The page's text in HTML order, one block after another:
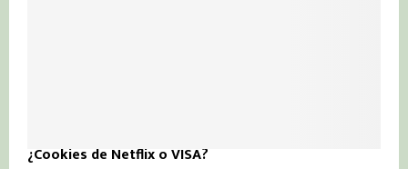
¿Cookies de Netflix o VISA?